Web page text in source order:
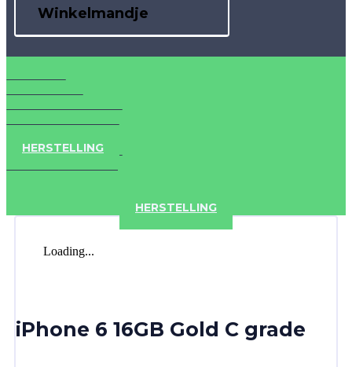
Winkelmandje
HERSTELLING
HERSTELLING
Loading...
iPhone 6 16GB Gold C grade